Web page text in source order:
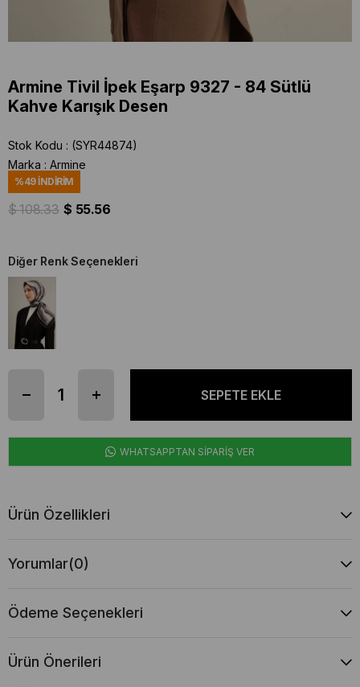
Armine Tivil İpek Eşarp 9327 - 84 Sütlü
Kahve Karışık Desen
Stok Kodu
(SYR44874)
Marka : Armine
%49İNDIRIM
$ 108.33 $ 55.56
Diğer Renk Seçenekleri
WHATSAPPTAN SİPARİŞ VER
Ürün Özellikleri
Yorumlar(0)
Ödeme Seçenekleri
Ürün Önerileri